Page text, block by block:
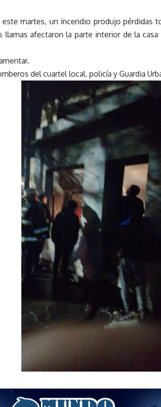
martes, un incendio produjo pérdidas
llamas afectaron la parte interior de la
del cuartel local, policía y Guardia